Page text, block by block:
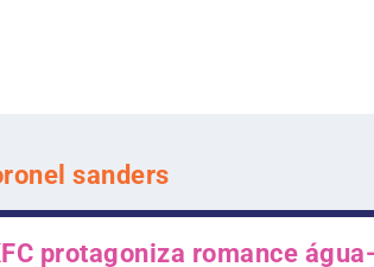
sanders
protagoniza romance